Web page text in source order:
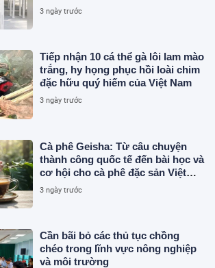
3 ngày trước
Tiếp nhận 10 cá thể gà lôi lam mào
trắng, hy họng phục hồi loài chim
đặc hữu quý hiếm của Việt Nam
3 ngày trước
Cà phê Geisha: Từ câu chuyện
thành công quốc tế đến bài học và
cơ hội cho cà phê đặc sản Việt
Nam
3 ngày trước
Cần bãi bỏ các thủ tục chồng
chéo trong lĩnh vực nông nghiệp
và môi trường